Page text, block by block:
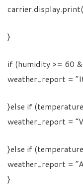
}
if (humidity >= 60
weather_report =
}else if
weather_report =
}else if
weather_report =
}